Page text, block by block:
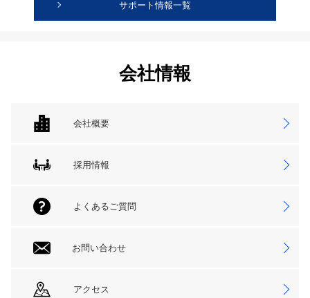
サポート情報一覧
会社情報
会社概要
採用情報
よくあるご質問
お問い合わせ
アクセス